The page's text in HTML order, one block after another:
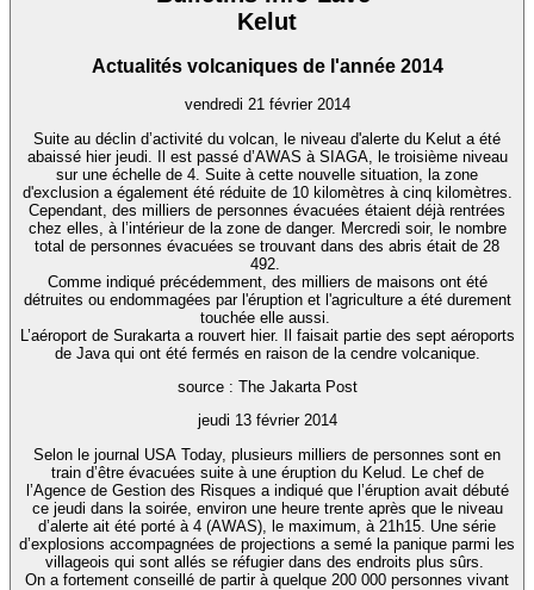
Kelut
Actualités volcaniques de l'année 2014
vendredi 21 février 2014
Suite au déclin d’activité du volcan, le niveau d'alerte du Kelut a été
abaissé hier jeudi. Il est passé d’AWAS à SIAGA, le troisième niveau
sur une échelle de 4. Suite à cette nouvelle situation, la zone
d'exclusion a également été réduite de 10 kilomètres à cinq kilomètres.
Cependant, des milliers de personnes évacuées étaient déjà rentrées
chez elles, à l’intérieur de la zone de danger. Mercredi soir, le nombre
total de personnes évacuées se trouvant dans des abris était de 28
492.
Comme indiqué précédemment, des milliers de maisons ont été
détruites ou endommagées par l'éruption et l'agriculture a été durement
touchée elle aussi.
L’aéroport de Surakarta a rouvert hier. Il faisait partie des sept aéroports
de Java qui ont été fermés en raison de la cendre volcanique.
source : The Jakarta Post
jeudi 13 février 2014
Selon le journal USA Today, plusieurs milliers de personnes sont en
train d’être évacuées suite à une éruption du Kelud. Le chef de
l’Agence de Gestion des Risques a indiqué que l’éruption avait débuté
ce jeudi dans la soirée, environ une heure trente après que le niveau
d’alerte ait été porté à 4 (AWAS), le maximum, à 21h15. Une série
d’explosions accompagnées de projections a semé la panique parmi les
villageois qui sont allés se réfugier dans des endroits plus sûrs.
On a fortement conseillé de partir à quelque 200 000 personnes vivant